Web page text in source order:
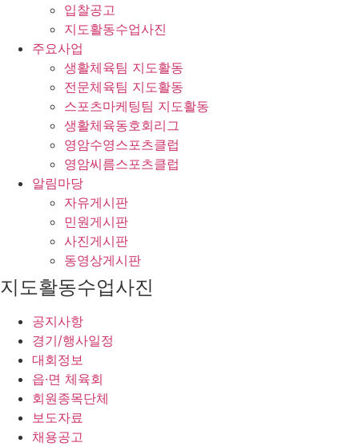
입찰공고
지도활동수업사진
주요사업
생활체육팀 지도활동
전문체육팀 지도활동
스포츠마케팅팀 지도활동
생활체육동호회리그
영암수영스포츠클럽
영암씨름스포츠클럽
알림마당
자유게시판
민원게시판
사진게시판
동영상게시판
지도활동수업사진
공지사항
경기/행사일정
대회정보
읍·면 체육회
회원종목단체
보도자료
채용공고